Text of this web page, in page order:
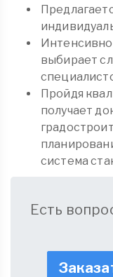
выбирает
Пройдя
получает
система
Есть